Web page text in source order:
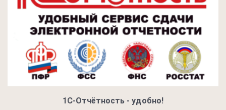
1С-Отчётность - удобно!